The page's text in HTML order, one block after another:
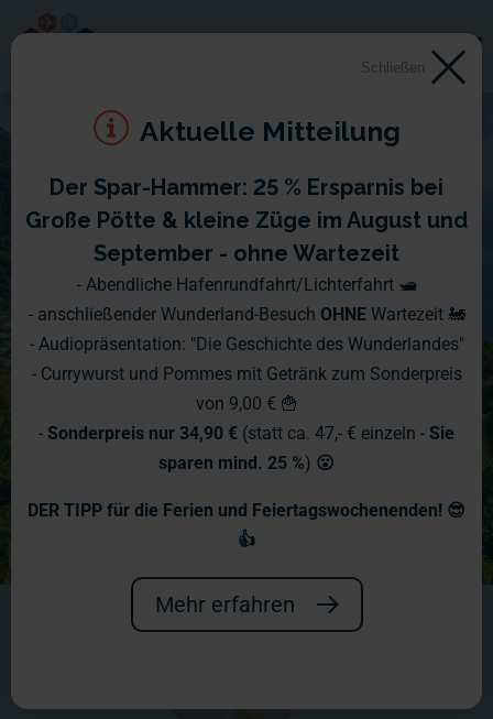
Schließen
Aktuelle Mitteilung
Der Spar-Hammer: 25 % Ersparnis bei
Große Pötte & kleine Züge im August und
September - ohne Wartezeit
- Abendliche Hafenrundfahrt/Lichterfahrt 🛥️
- anschließender Wunderland-Besuch OHNE Wartezeit 🚂
- Audiopräsentation: "Die Geschichte des Wunderlandes"
- Currywurst und Pommes mit Getränk zum Sonderpreis
von 9,00 € 🍟
- Sonderpreis nur 34,90 € (statt ca. 47,- € einzeln - Sie
sparen mind. 25 %) 😮
DER TIPP für die Ferien und Feiertagswochenenden! 😎
👍
Mehr erfahren